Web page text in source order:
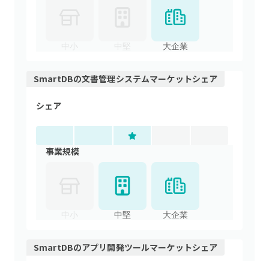
大企業
SmartDBの文書管理システムマーケットシェア
シェア
事業規模
中堅 大企業
SmartDBのアプリ開発ツールマーケットシェア